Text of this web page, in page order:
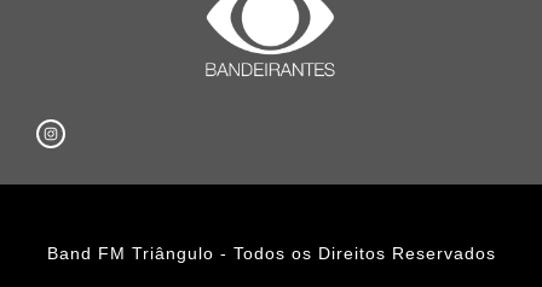
Band FM Triângulo - Todos os Direitos Reservados